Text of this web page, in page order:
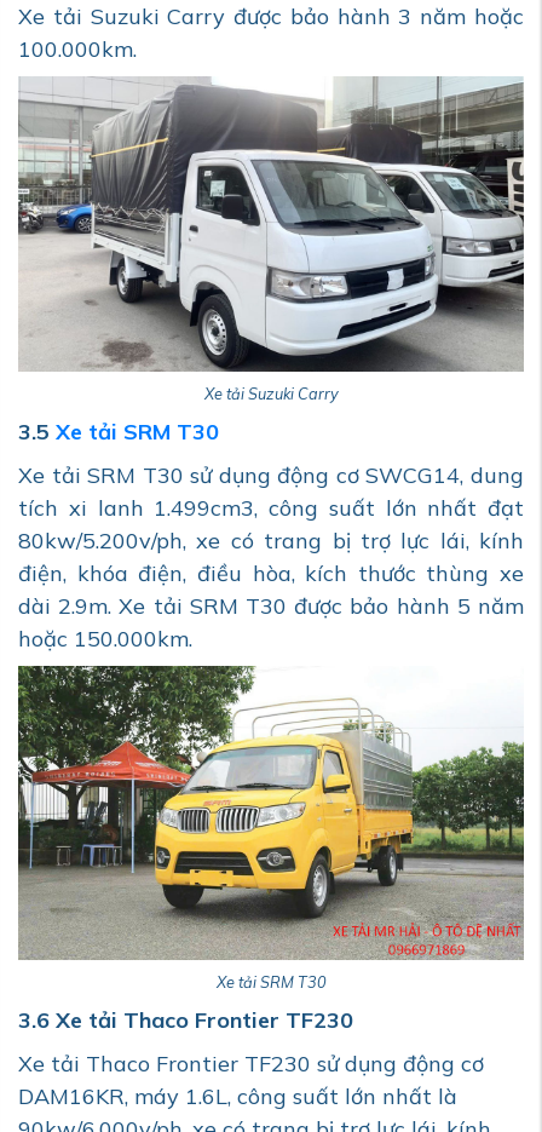
Xe tải Suzuki Carry được bảo hành 3 năm hoặc
100.000km.
Xe tải Suzuki Carry
3.5 Xe tải SRM T30
Xe tải SRM T30 sử dụng động cơ SWCG14, dung
tích xi lanh 1.499cm3, công suất lớn nhất đạt
80kw/5.200v/ph, xe có trang bị trợ lực lái, kính
điện, khóa điện, điều hòa, kích thước thùng xe
dài 2.9m. Xe tải SRM T30 được bảo hành 5 năm
hoặc 150.000km.
Xe tải SRM T30
3.6 Xe tải Thaco Frontier TF230
Xe tải Thaco Frontier TF230 sử dụng động cơ
DAM16KR, máy 1.6L, công suất lớn nhất là